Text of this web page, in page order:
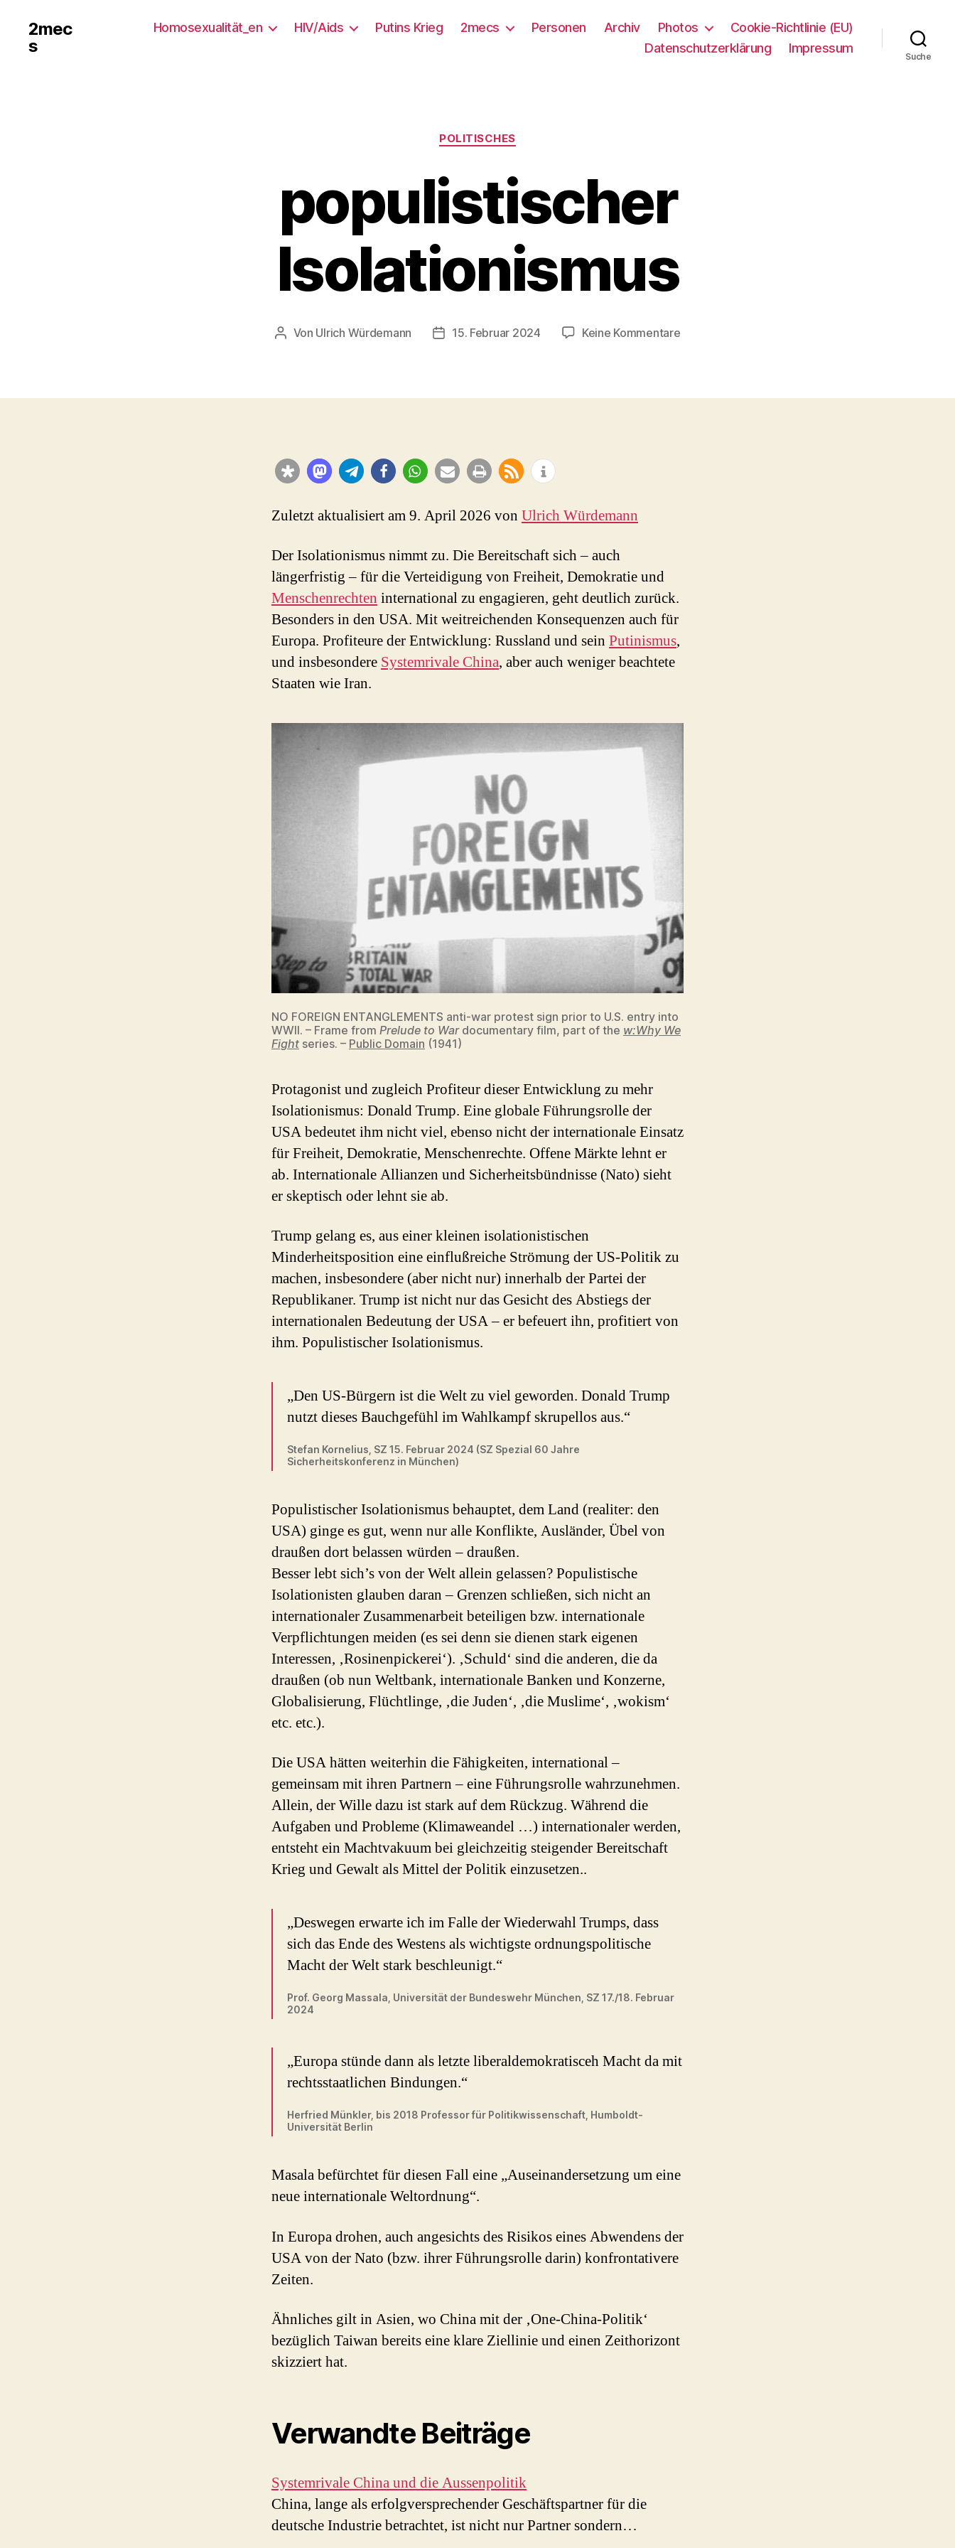
2mec
s
Homosexualität_en HIV/Aids Putins Krieg 2mecs Personen Archiv Photos
Cookie-Richtlinie (EU)
Datenschutzerklärung
Impressum
Suche
Kategorien
POLITISCHES
populistischer
Isolationismus
Beitragsautor
Von Ulrich Würdemann Beitragsdatum
15. Februar 2024 Keine Kommentarezu
Zuletzt aktualisiert am 9. April 2026 von Ulrich Würdemann
Der Isolationismus nimmt zu. Die Bereitschaft sich – auch
längerfristig – für die Verteidigung von Freiheit, Demokratie und
Menschenrechten international zu engagieren, geht deutlich zurück.
Besonders in den USA. Mit weitreichenden Konsequenzen auch für
Europa. Profiteure der Entwicklung: Russland und sein Putinismus,
und insbesondere Systemrivale China, aber auch weniger beachtete
Staaten wie Iran.
NO FOREIGN ENTANGLEMENTS anti-war protest sign prior to U.S. entry into
WWII. – Frame from Prelude to Wardocumentary film, part of the w:Why We
Fight series. – Public Domain (1941)
Protagonist und zugleich Profiteur dieser Entwicklung zu mehr
Isolationismus: Donald Trump. Eine globale Führungsrolle der
USA bedeutet ihm nicht viel, ebenso nicht der internationale Einsatz
für Freiheit, Demokratie, Menschenrechte. Offene Märkte lehnt er
ab. Internationale Allianzen und Sicherheitsbündnisse (Nato) sieht
er skeptisch oder lehnt sie ab.
Trump gelang es, aus einer kleinen isolationistischen
Minderheitsposition eine einflußreiche Strömung der US-Politik zu
machen, insbesondere (aber nicht nur) innerhalb der Partei der
Republikaner. Trump ist nicht nur das Gesicht des Abstiegs der
internationalen Bedeutung der USA – er befeuert ihn, profitiert von
ihm. Populistischer Isolationismus.
„Den US-Bürgern ist die Welt zu viel geworden. Donald Trump
nutzt dieses Bauchgefühl im Wahlkampf skrupellos aus.“
Stefan Kornelius, SZ 15. Februar 2024 (SZ Spezial 60 Jahre
Sicherheitskonferenz in München)
Populistischer Isolationismus behauptet, dem Land (realiter: den
USA) ginge es gut, wenn nur alle Konflikte, Ausländer, Übel von
draußen dort belassen würden – draußen.
Besser lebt sich’s von der Welt allein gelassen? Populistische
Isolationisten glauben daran – Grenzen schließen, sich nicht an
internationaler Zusammenarbeit beteiligen bzw. internationale
Verpflichtungen meiden (es sei denn sie dienen stark eigenen
Interessen, ‚Rosinenpickerei‘). ‚Schuld‘ sind die anderen, die da
draußen (ob nun Weltbank, internationale Banken und Konzerne,
Globalisierung, Flüchtlinge, ‚die Juden‘, ‚die Muslime‘, ‚wokism‘
etc. etc.).
Die USA hätten weiterhin die Fähigkeiten, international –
gemeinsam mit ihren Partnern – eine Führungsrolle wahrzunehmen.
Allein, der Wille dazu ist stark auf dem Rückzug. Während die
Aufgaben und Probleme (Klimaweandel …) internationaler werden,
entsteht ein Machtvakuum bei gleichzeitig steigender Bereitschaft
Krieg und Gewalt als Mittel der Politik einzusetzen..
„Deswegen erwarte ich im Falle der Wiederwahl Trumps, dass
sich das Ende des Westens als wichtigste ordnungspolitische
Macht der Welt stark beschleunigt.“
Prof. Georg Massala, Universität der Bundeswehr München, SZ 17./18. Februar
2024
„Europa stünde dann als letzte liberaldemokratisceh Macht da mit
rechtsstaatlichen Bindungen.“
Herfried Münkler, bis 2018 Professor für Politikwissenschaft, Humboldt-
Universität Berlin
Masala befürchtet für diesen Fall eine „Auseinandersetzung um eine
neue internationale Weltordnung“.
In Europa drohen, auch angesichts des Risikos eines Abwendens der
USA von der Nato (bzw. ihrer Führungsrolle darin) konfrontativere
Zeiten.
Ähnliches gilt in Asien, wo China mit der ‚One-China-Politik‘
bezüglich Taiwan bereits eine klare Ziellinie und einen Zeithorizont
skizziert hat.
Verwandte Beiträge
Systemrivale China und die Aussenpolitik
China, lange als erfolgversprechender Geschäftspartner für die
deutsche Industrie betrachtet, ist nicht nur Partner sondern…